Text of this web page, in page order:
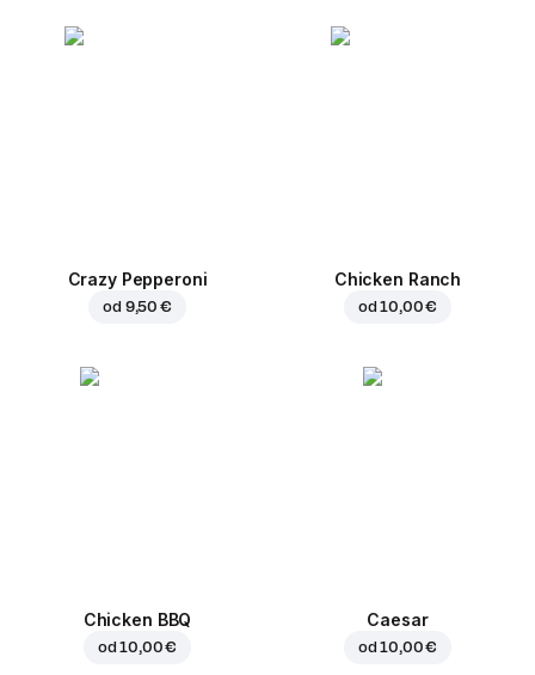
Crazy Pepperoni
od 9,50 €
Chicken Ranch
od10,00 €
Chicken BBQ
od10,00 €
Caesar
od10,00 €